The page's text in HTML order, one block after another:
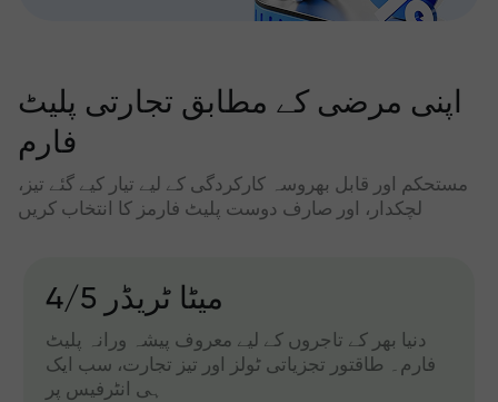
اپنی مرضی کے مطابق تجارتی پلیٹ
فارم
مستحکم اور قابل بھروسہ کارکردگی کے لیے تیار کیے گئے تیز،
لچکدار، اور صارف دوست پلیٹ فارمز کا انتخاب کریں
میٹا ٹریڈر 4/5
دنیا بھر کے تاجروں کے لیے معروف پیشہ ورانہ پلیٹ
فارم۔ طاقتور تجزیاتی ٹولز اور تیز تجارت، سب ایک
ہی انٹرفیس پر